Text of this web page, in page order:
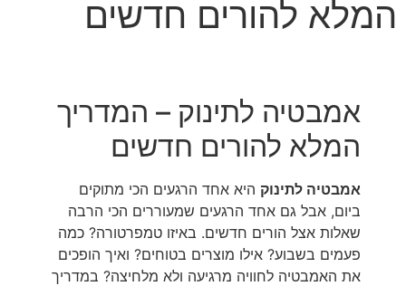
המלא להורים חדשים
אמבטיה לתינוק – המדריך
המלא להורים חדשים
אמבטיה לתינוק היא אחד הרגעים הכי מתוקים
ביום, אבל גם אחד הרגעים שמעוררים הכי הרבה
שאלות אצל הורים חדשים. באיזו טמפרטורה? כמה
פעמים בשבוע? אילו מוצרים בטוחים? ואיך הופכים
את האמבטיה לחוויה מרגיעה ולא מלחיצה? במדריך